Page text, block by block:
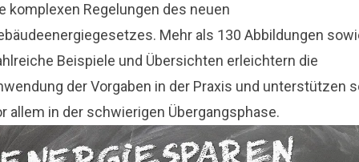
komplexen Regelungen des neuen
Mehr als 130 Abbildungen
Beispiele und Übersichten erleichtern die
der Vorgaben in der Praxis und unterstützen
allem in der schwierigen Übergangsphase.